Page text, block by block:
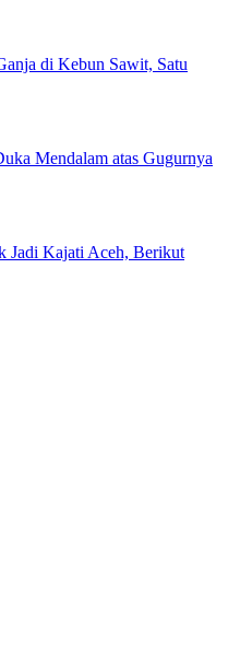
di Kebun Sawit, Satu
Mendalam atas Gugurnya
Jadi Kajati Aceh, Berikut